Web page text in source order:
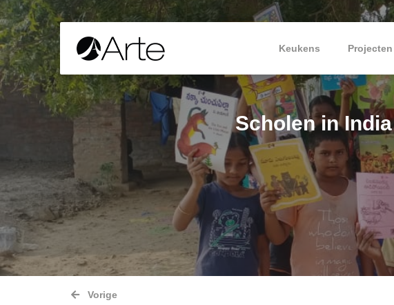
Keukens Projecten
Scholen in
Vorige